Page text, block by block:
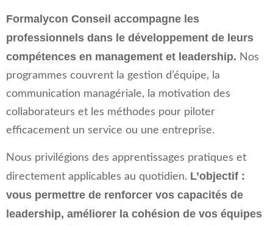
Formalycon Conseil accompagne les
professionnels dans le développement de leurs
compétences en management et leadership. Nos
programmes couvrent la gestion d’équipe, la
communication managériale, la motivation des
collaborateurs et les méthodes pour piloter
efficacement un service ou une entreprise.
Nous privilégions des apprentissages pratiques et
directement applicables au quotidien. L’objectif :
vous permettre de renforcer vos capacités de
leadership, améliorer la cohésion de vos équipes